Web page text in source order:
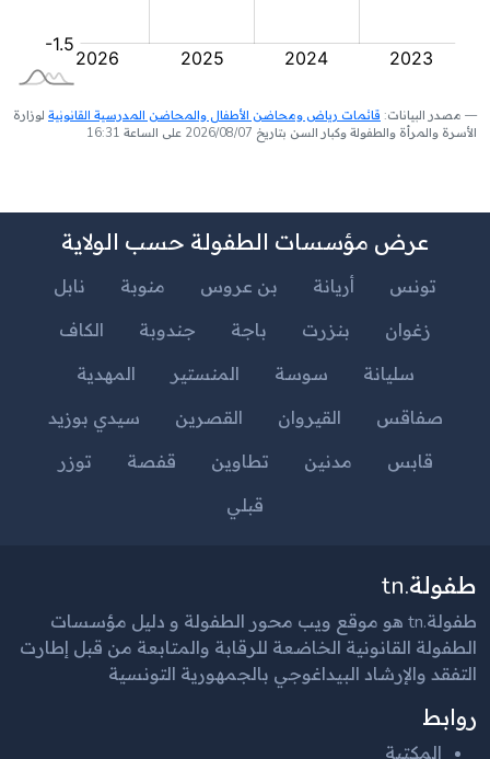
مصدر البيانات: قائمات رياض ومحاضن الأطفال والمحاضن المدرسية القانونية لوزارة
الأسرة والمرأة والطفولة وكبار السن بتاريخ 2026/08/07 على الساعة 16:31
عرض مؤسسات الطفولة حسب الولاية
تونس أريانة بن عروس منوبة
نابل
زغوان
بنزرت باجة جندوبة
الكاف
سليانة
سوسة المنستير
المهدية
صفاقس
القيروان القصرين
سيدي بوزيد
قابس
مدنين تطاوين قفصة
توزر
قبلي
طفولة.tn
طفولة.tn هو موقع ويب محور الطفولة و دليل مؤسسات
الطفولة القانونية الخاضعة للرقابة والمتابعة من قبل إطارت
التفقد والإرشاد البيداغوجي بالجمهورية التونسية
روابط
المكتبة